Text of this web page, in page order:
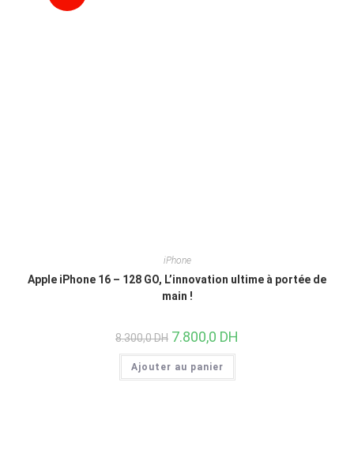
iPhone
Apple iPhone 16 – 128 GO, L’innovation ultime à portée de
main !
8.300,0DH 7.800,0 DH
Ajouter au panier